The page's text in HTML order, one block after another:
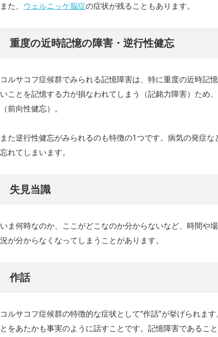
また、 ウェルニッケ脳症の症状が残ることもあります。
重度の近時記憶の障害・逆行性健忘
コルサコフ症候群でみられる記憶障害は、特に重度の近時記
いことを記憶する力が損なわれてしまう（記銘力障害）ため
（前向性健忘）。
また逆行性健忘がみられるのも特徴の1つです。病気の発症
忘れてしまいます。
失見当識
いま何時なのか、ここがどこなのか分からないなど、時間や
況が分からなくなってしまうことがあります。
作話
コルサコフ症候群の特徴的な症状として“作話”が挙げられま
とをあたかも事実のように話すことです。記憶障害であるこ